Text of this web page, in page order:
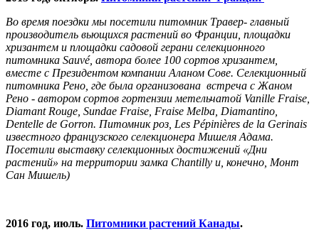
Во время поездки мы посетили питомник Травер- главный
производитель вьющихся растений во Франции, площадки
хризантем и площадки садовой герани селекционного
питомника Sauvé, автора более 100 сортов хризантем,
вместе с Президентом компании Аланом Сове. Селекционный
питомника Рено, где была организована встреча с Жаном
Рено - автором сортов гортензии метельчатой Vanille Fraise,
Diamant Rouge, Sundae Fraise, Fraise Melba, Diamantino,
Dentelle de Gorron. Питомник роз, Les Pépinières de la Gerinais
известного французского селекционера Mишеля Адама.
Посетили выставку селекционных достижений «Дни
растений» на территории замка Chantilly и, конечно, Монт
Сан Мишель)
2016 год, июль. Питомники растений Канады.